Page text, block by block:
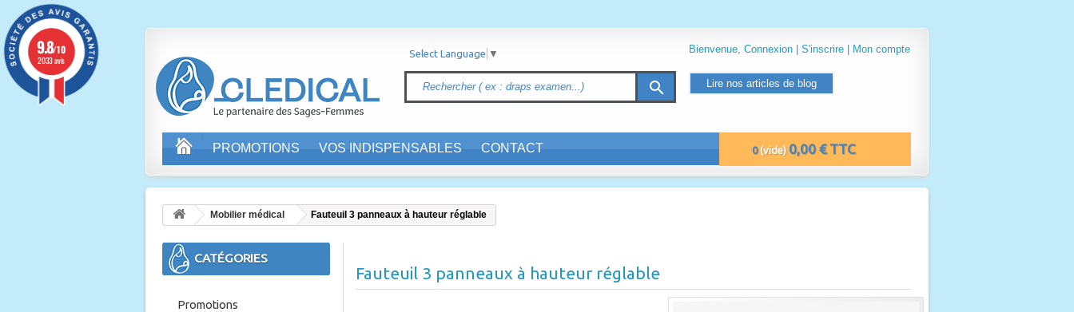
Bienvenue, Connexion | S'inscrire | Mon compte
search
0 (vide) 0,00 € TTC
PROMOTIONS VOS INDISPENSABLES CONTACT
Lire nos articles de blog
Select Language ▼
Mobilier médical Fauteuil 3 panneaux à hauteur réglable
CATÉGORIES
Promotions
Fauteuil 3 panneaux à hauteur réglable
9.8/10
2033 avis